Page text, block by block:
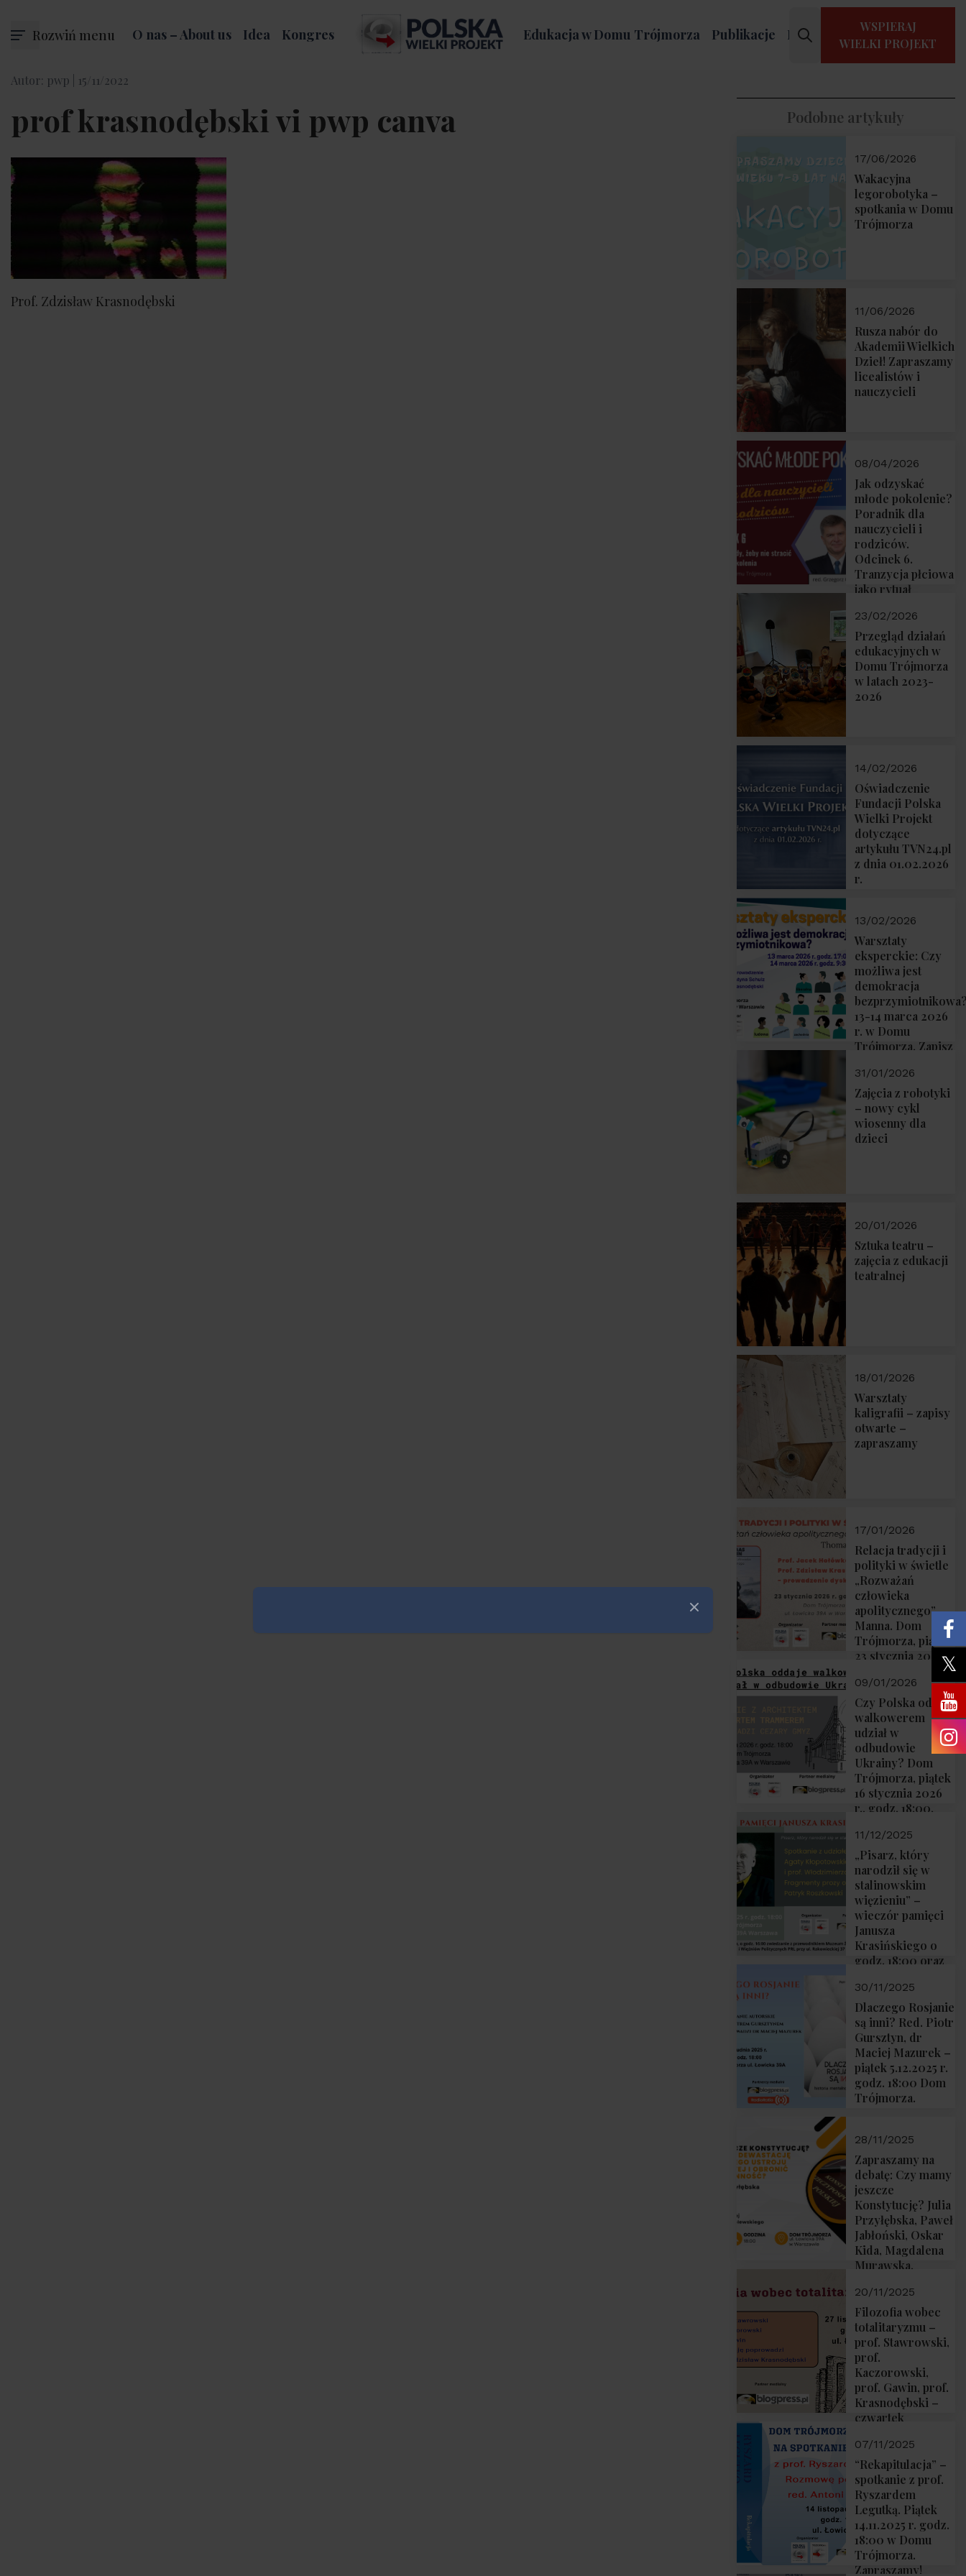
Rozwiń menu O nas – About us Idea Kongres Edukacja w Domu Trójmorza Publikacje Kontakt
WSPIERAJ
WIELKI PROJEKT
Autor: pwp | 15/11/2022
prof krasnodębski vi pwp canva
Prof. Zdzisław Krasnodębski
Podobne artykuły
17/06/2026
Wakacyjna
legorobotyka –
spotkania w Domu
Trójmorza
11/06/2026
Rusza nabór do
Akademii Wielkich
Dzieł! Zapraszamy
licealistów i
nauczycieli
08/04/2026
Jak odzyskać
młode pokolenie?
Poradnik dla
nauczycieli i
rodziców.
Odcinek 6.
Tranzycja płciowa
jako rytuał
Rozmawiają red.
Grzegorz Górny i
prof. Michał
Łuczewski
23/02/2026
Przegląd działań
edukacyjnych w
Domu Trójmorza
w latach 2023-
2026
14/02/2026
Oświadczenie
Fundacji Polska
Wielki Projekt
dotyczące
artykułu TVN24.pl
z dnia 01.02.2026
r.
13/02/2026
Warsztaty
eksperckie: Czy
możliwa jest
demokracja
13-14 marca 2026
r. w Domu
Trójmorza. Zapisz
31/01/2026
Zajęcia z robotyki
– nowy cykl
wiosenny dla
dzieci
20/01/2026
Sztuka teatru –
zajęcia z edukacji
teatralnej
18/01/2026
Warsztaty
kaligrafii – zapisy
otwarte –
zapraszamy
17/01/2026
Relacja tradycji i
polityki w świetle
„Rozważań
człowieka
apolitycznego”
Manna. Dom
Trójmorza, piątek
23 stycznia 2026
Zapraszamy!
09/01/2026
Czy Polska oddaje
walkowerem
udział w
odbudowie
Ukrainy? Dom
Trójmorza, piątek
16 stycznia 2026
r., godz. 18:00.
11/12/2025
„Pisarz, który
narodził się w
stalinowskim
więzieniu” –
wieczór pamięci
Janusza
Krasińskiego o
godz. 18:00 oraz
Muzeum
Żołnierzy
Wyklętych i
Więźniów
Politycznych PRL
o godz. 16:00 – 19
grudnia 2025 r.
30/11/2025
Dlaczego Rosjanie
są inni? Red. Piotr
Gursztyn, dr
Maciej Mazurek –
piątek 5.12.2025 r.
godz. 18:00 Dom
Trójmorza.
28/11/2025
Zapraszamy na
debatę: Czy mamy
jeszcze
Konstytucję? Julia
Przyłębska, Paweł
Jabłoński, Oskar
Kida, Magdalena
Murawska,
Sobolewski – 4
grudnia 2025 r.
godz. 18:00.
20/11/2025
Filozofia wobec
totalitaryzmu –
prof. Stawrowski,
prof.
Kaczorowski,
prof. Gawin, prof.
Krasnodębski –
czwartek
18:00
07/11/2025
“Rekapitulacja” –
spotkanie z prof.
Ryszardem
Legutką. Piątek
14.11.2025 r. godz.
18:00 w Domu
Trójmorza.
Zapraszamy!
Zamknij